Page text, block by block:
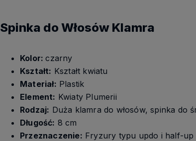
Spinka do Włosów Klamra
Kolor:czarny
Kształt: Kształt kwiatu
Materiał: Plastik
Element: Kwiaty Plumerii
Rodzaj: Duża klamra do włosów, spinka do
Długość: 8 cm
Przeznaczenie: Fryzury typu updo i half-up